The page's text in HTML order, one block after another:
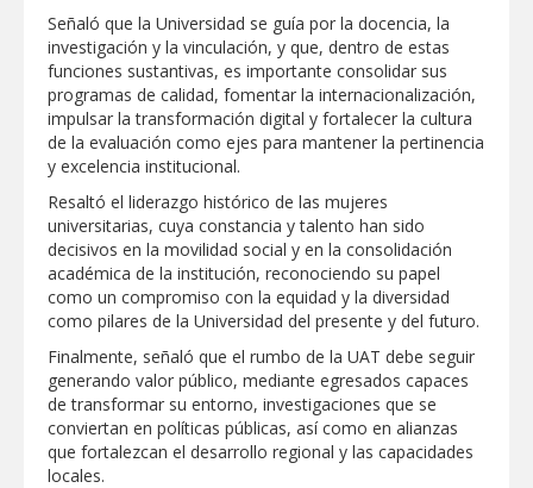
personas con discapacidad
CARMEN LILIA CANTUROSAS
CONSOLIDA A NUEVO LAREDO COMO
REFERENTE DE ENERGÍA LIMPIA EN
TAMAULIPAS
Destacó Alcalde Carlos Peña Ortiz
respuesta inmediata de servicios
municipales ante tormenta
La UAT, Gobierno del Estado y
ganaderos consolidan proyecto “Carne
Tam
GOBIERNO MUNICIPAL INVITA A
CAMPAÑA DE TAMIZAJE AUDITIVO
GRATUITO PARA RECIÉN NACIDOS EN
CLÍNICA UNE NUEVA ERA
Entregó Carlos Peña Ortiz apoyos de
"Mamá Luchona", acompañado por la
Senadora Maki Esther Ortiz Domínguez
Señaló que la Universidad se guía por la docencia, la
investigación y la vinculación, y que, dentro de estas
funciones sustantivas, es importante consolidar sus
programas de calidad, fomentar la internacionalización,
impulsar la transformación digital y fortalecer la cultura
de la evaluación como ejes para mantener la pertinencia
y excelencia institucional.
Resaltó el liderazgo histórico de las mujeres
universitarias, cuya constancia y talento han sido
decisivos en la movilidad social y en la consolidación
académica de la institución, reconociendo su papel
como un compromiso con la equidad y la diversidad
como pilares de la Universidad del presente y del futuro.
Finalmente, señaló que el rumbo de la UAT debe seguir
generando valor público, mediante egresados capaces
de transformar su entorno, investigaciones que se
conviertan en políticas públicas, así como en alianzas
que fortalezcan el desarrollo regional y las capacidades
locales.